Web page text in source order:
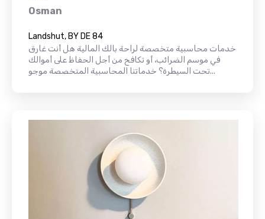
Osman
Landshut, BY DE 84
خدمات محاسبية متخصصة لراحة بالك المالية هل أنت غارق
في موسم الضرائب، أو تكافح من أجل الحفاظ على أموالك
تحت السيطرة؟ خدماتنا المحاسبية المتخصصة موجو...